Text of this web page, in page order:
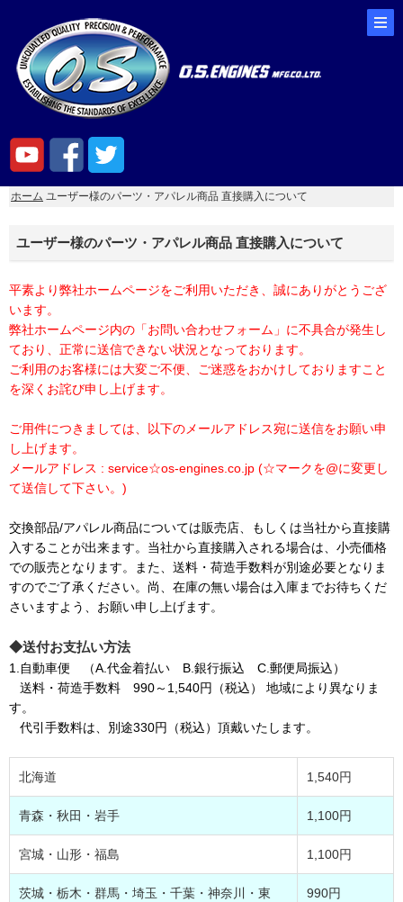
ホーム ユーザー様のパーツ・アパレル商品 直接購入について
ユーザー様のパーツ・アパレル商品 直接購入について
平素より弊社ホームページをご利用いただき、誠にありがとうござ
います。
弊社ホームページ内の「お問い合わせフォーム」に不具合が発生し
ており、正常に送信できない状況となっております。
ご利用のお客様には大変ご不便、ご迷惑をおかけしておりますこと
を深くお詫び申し上げます。
ご用件につきましては、以下のメールアドレス宛に送信をお願い申
し上げます。
メールアドレス : service☆os-engines.co.jp (☆マークを@に変更し
て送信して下さい。)
交換部品/アパレル商品については販売店、もしくは当社から直接購
入することが出来ます。当社から直接購入される場合は、小売価格
での販売となります。また、送料・荷造手数料が別途必要となりま
すのでご了承ください。尚、在庫の無い場合は入庫までお待ちくだ
さいますよう、お願い申し上げます。
◆送付お支払い方法
1.自動車便 （A.代金着払い B.銀行振込 C.郵便局振込）
送料・荷造手数料 990～1,540円（税込） 地域により異なりま
す。
代引手数料は、別途330円（税込）頂戴いたします。
北海道 1,540円
青森・秋田・岩手 1,100円
宮城・山形・福島 1,100円
茨城・栃木・群馬・埼玉・千葉・神奈川・東
990円